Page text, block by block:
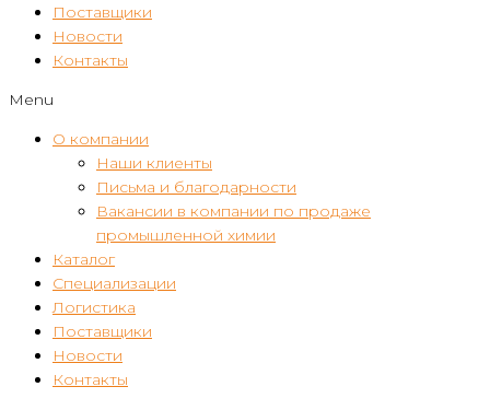
Поставщики
Новости
Контакты
Menu
О компании
Наши клиенты
Письма и благодарности
Вакансии в компании по продаже
промышленной химии
Каталог
Специализации
Логистика
Поставщики
Новости
Контакты